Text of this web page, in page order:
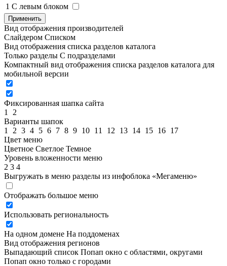
1 C левым блоком
Применить
Вид отображения производителей
Слайдером Списком
Вид отображения списка разделов каталога
Только разделы С подразделами
Компактный вид отображения списка разделов каталога для
мобильной версии
Фиксированная шапка сайта
1
2
Варианты шапок
1
2 3 4 5 6 7 8 9 10 11 12 13 14 15 16 17
Цвет меню
Цветное Светлое Темное
Уровень вложенности меню
2 3 4
Выгружать в меню разделы из инфоблока «Мегаменю»
Отображать большое меню
Использовать региональность
На одном домене На поддоменах
Вид отображения регионов
Выпадающий список Попап окно c областями, округами
Попап окно только с городами